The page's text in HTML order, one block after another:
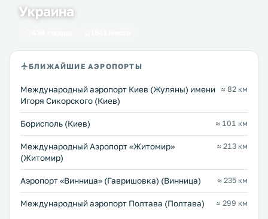
Украина
БЛИЖАЙШИЕ АЭРОПОРТЫ
Международный аэропорт Киев (Жуляны) имени
Игоря Сикорского (Киев)
≈ 82 км
Борисполь (Киев) ≈ 101 км
Международный Аэропорт «Житомир»
(Житомир)
≈ 213 км
Аэропорт «Винница» (Гавришовка) (Винница) ≈ 235 км
Международный аэропорт Полтава (Полтава) ≈ 299 км